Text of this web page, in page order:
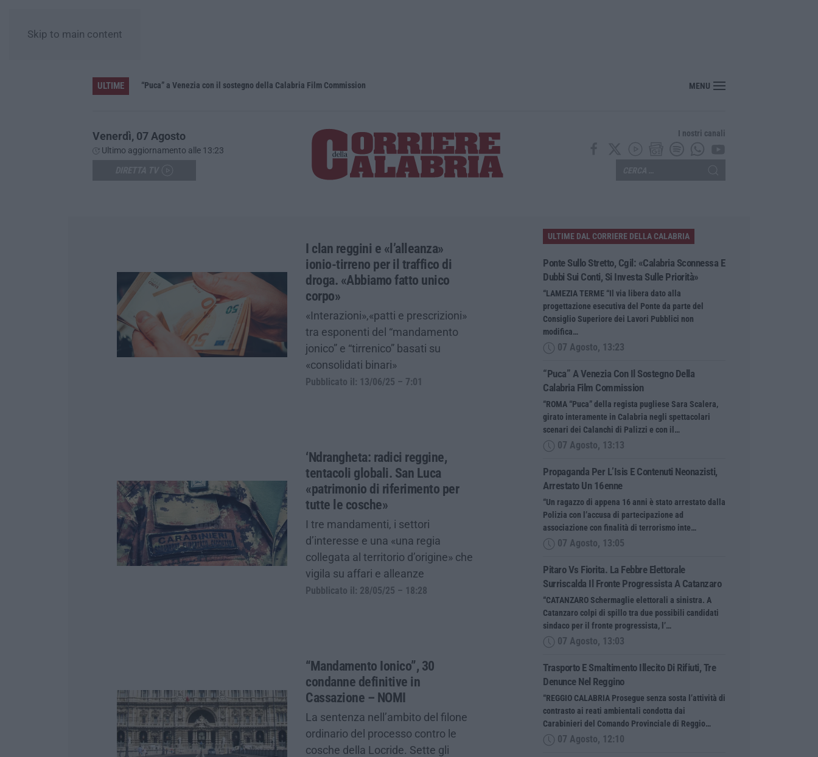
Skip to main content
ULTIME “Puca” a Venezia con il sostegno della Calabria Film Commission Propaganda per l’Isis e contenuti neonazisti, arrestato un 16enne
MENU
Venerdì, 07 Agosto
Ultimo aggiornamento alle 13:23
I nostri canali
I clan reggini e «l’alleanza»
ionio-tirreno per il traffico di
droga. «Abbiamo fatto unico
corpo»
«Interazioni»,«patti e prescrizioni»
tra esponenti del “mandamento
jonico” e “tirrenico” basati su
«consolidati binari»
Pubblicato il: 13/06/25 – 7:01
‘Ndrangheta: radici reggine,
tentacoli globali. San Luca
«patrimonio di riferimento per
tutte le cosche»
I tre mandamenti, i settori
d’interesse e una «una regia
collegata al territorio d’origine» che
vigila su affari e alleanze
Pubblicato il: 28/05/25 – 18:28
“Mandamento Ionico”, 30
condanne definitive in
Cassazione – NOMI
La sentenza nell’ambito del filone
ordinario del processo contro le
cosche della Locride. Sette gli
ULTIME DAL CORRIERE DELLA CALABRIA
Ponte Sullo Stretto, Cgil: «Calabria Sconnessa E
Dubbi Sui Conti, Si Investa Sulle Priorità»
“LAMEZIA TERME “Il via libera dato alla
progettazione esecutiva del Ponte da parte del
Consiglio Superiore dei Lavori Pubblici non
modifica…
07 Agosto, 13:23
“Puca” A Venezia Con Il Sostegno Della
Calabria Film Commission
“ROMA “Puca” della regista pugliese Sara Scalera,
girato interamente in Calabria negli spettacolari
scenari dei Calanchi di Palizzi e con il…
07 Agosto, 13:13
Propaganda Per L’Isis E Contenuti Neonazisti,
Arrestato Un 16enne
“Un ragazzo di appena 16 anni è stato arrestato dalla
Polizia con l’accusa di partecipazione ad
associazione con finalità di terrorismo inte…
07 Agosto, 13:05
Pitaro Vs Fiorita. La Febbre Elettorale
Surriscalda Il Fronte Progressista A Catanzaro
“CATANZARO Schermaglie elettorali a sinistra. A
Catanzaro colpi di spillo tra due possibili candidati
sindaco per il fronte progressista, l’…
07 Agosto, 13:03
Trasporto E Smaltimento Illecito Di Rifiuti, Tre
Denunce Nel Reggino
“REGGIO CALABRIA Prosegue senza sosta l’attività di
contrasto ai reati ambientali condotta dai
Carabinieri del Comando Provinciale di Reggio…
07 Agosto, 12:10